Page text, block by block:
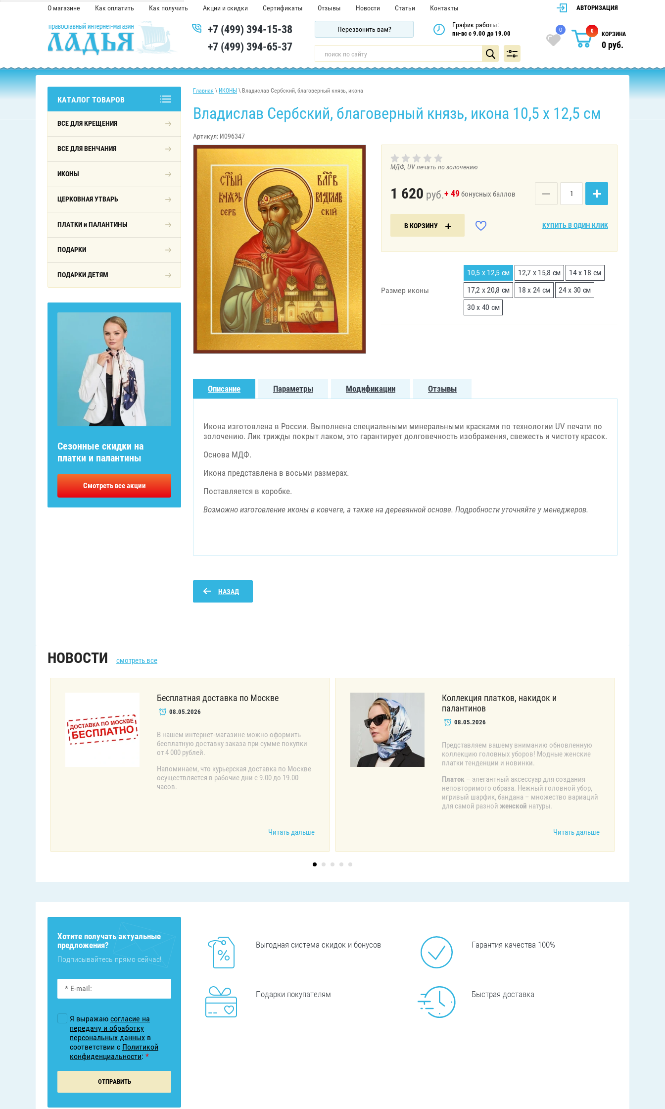
О магазине Как оплатить Как получить Акции и скидки Сертификаты Отзывы Новости Статьи Контакты АВТОРИЗАЦИЯ
+7 (499) 394-15-38
+7 (499) 394-65-37
Перезвонить вам?
График работы:
пн-вс с 9.00 до 19.00
0 0 КОРЗИНА
0руб.
КАТАЛОГ ТОВАРОВ
ВСЕ ДЛЯ КРЕЩЕНИЯ
ВСЕ ДЛЯ ВЕНЧАНИЯ
ИКОНЫ
ЦЕРКОВНАЯ УТВАРЬ
ПЛАТКИ и ПАЛАНТИНЫ
ПОДАРКИ
ПОДАРКИ ДЕТЯМ
Сезонные скидки на
платки и палантины
Смотреть все акции
Главная \ ИКОНЫ \ Владислав Сербский, благоверный князь, икона
Владислав Сербский, благоверный князь, икона 10,5 х 12,5 см
Артикул: И096347
МДФ, UV печать по золочению
1 620 руб.+ 49бонусных баллов
В КОРЗИНУ КУПИТЬ В ОДИН КЛИК
Размер иконы
10,5 х 12,5 см 12,7 х 15,8 см
14 х 18 см
17,2 х 20,8 см
18 х 24 см
24 х 30 см
30 х 40 см
Описание Параметры Модификации Отзывы
Икона изготовлена в России. Выполнена специальными минеральными красками по технологии UV печати по
золочению. Лик трижды покрыт лаком, это гарантирует долговечность изображения, свежесть и чистоту красок.
Основа МДФ.
Икона представлена в восьми размерах.
Поставляется в коробке.
Возможно изготовление иконы в ковчеге, а также на деревянной основе. Подробности уточняйте у менеджеров.
НАЗАД
НОВОСТИ смотреть все
Бесплатная доставка по Москве
08.05.2026
В нашем интернет-магазине можно оформить
бесплатную доставку заказа при сумме покупки
от 4 000 рублей.
Напоминаем, что курьерская доставка по Москве
осуществляется в рабочие дни с 9.00 до 19.00
часов.
Читать дальше
Коллекция платков, накидок и
палантинов
08.05.2026
Представляем вашему вниманию обновленную
коллекцию головных уборов! Модные женские
платки тенденции и новинки.
Платок – элегантный аксессуар для создания
неповторимого образа. Нежный головной убор,
игривый шарфик, бандана – множество вариаций
для самой разной женской натуры.
Читать дальше
Хотите получать актуальные
предложения?
Подписывайтесь прямо сейчас!
Я выражаю согласие на
передачу и обработку
персональных данных в
соответствии с Политикой
конфиденциальности: *
ОТПРАВИТЬ
Выгодная система скидок и бонусов Гарантия качества 100%
Подарки покупателям Быстрая доставка